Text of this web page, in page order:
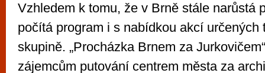
Vzhledem k tomu, že v Brně stále narůstá
počítá program i s nabídkou akcí určených
skupině. „Procházka Brnem za
zájemcům putování centrem města za